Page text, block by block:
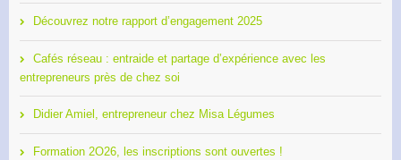
Découvrez notre rapport d’engagement 2025
Cafés réseau : entraide et partage d’expérience avec les
entrepreneurs près de chez soi
Didier Amiel, entrepreneur chez Misa Légumes
Formation 2O26, les inscriptions sont ouvertes !